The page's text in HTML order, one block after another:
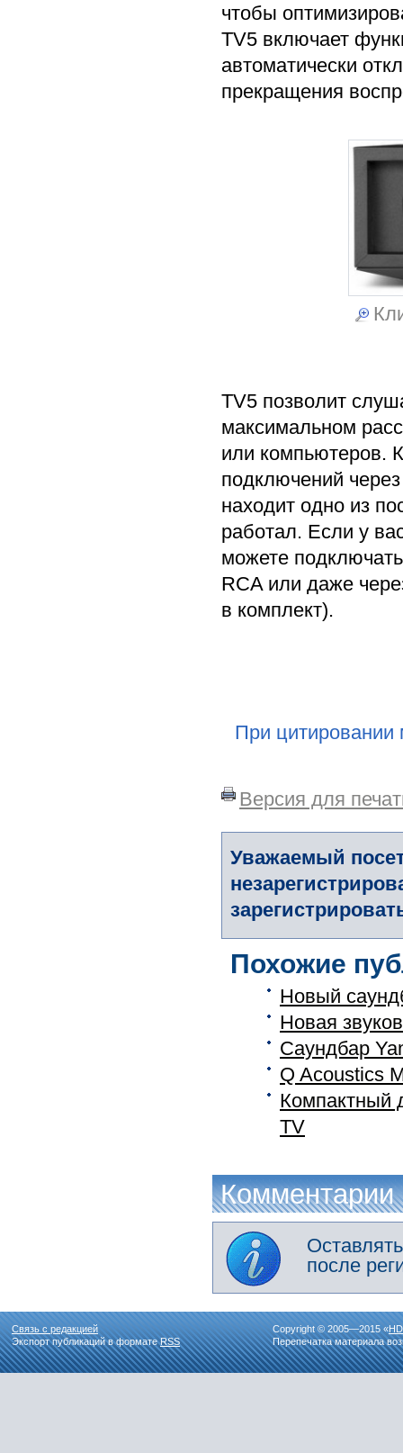
чтобы
TV5 включает
автоматически
прекращения
TV5 позволит
максимальном
или компьютеров.
подключений
находит одно из
работал. Если у
можете
RCA или даже
в комплект).
При цитировании
Версия для
Уважаемый
Похожие
Новый
Новая
Саундбар
Q Acoustics
Компактный
TV
Комментарии
после
Связь с редакцией
Экспорт публикаций в форматеRSS
Copyright © 2005—2015 «
Перепечатка материала